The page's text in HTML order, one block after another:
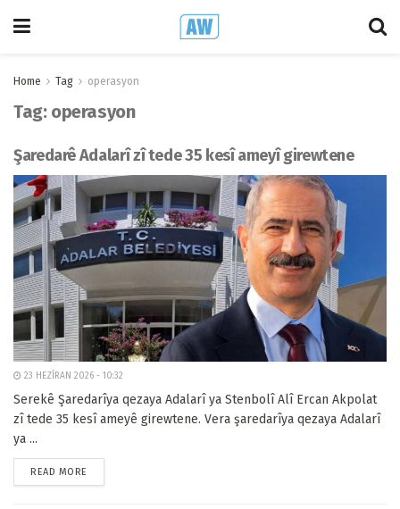
Home Tag operasyon
Tag: operasyon
Şaredarê Adalarî zî tede 35 kesî ameyî girewtene
23 HEZÎRAN 2026 - 10:32
Serekê Şaredarîya qezaya Adalarî ya Stenbolî Alî Ercan Akpolat
zî tede 35 kesî ameyê girewtene. Vera şaredarîya qezaya Adalarî
ya ...
READ MORE